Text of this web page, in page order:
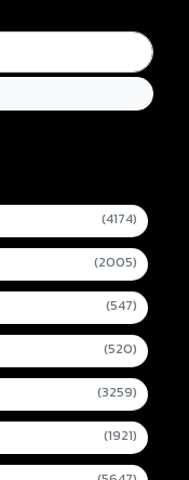
(4174)
(2005)
(547)
(520)
(3259)
(1921)